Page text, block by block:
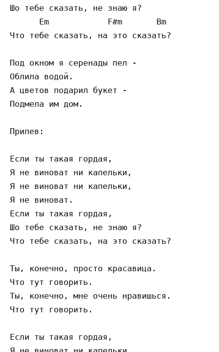
Шо тебе сказать, не знаю я?
      Em            F#m       Bm
Что тебе сказать, на это сказать?
Под окном я серенады пел -
Облила водой.
А цветов подарил букет -
Подмела им дом.
Припев:
Если ты такая гордая,
Я не виноват ни капельки,
Я не виноват ни капельки,
Я не виноват.
Если ты такая гордая,
Шо тебе сказать, не знаю я?
Что тебе сказать, на это сказать?
Ты, конечно, просто красавица.
Что тут говорить.
Ты, конечно, мне очень нравишься.
Что тут говорить.
Если ты такая гордая,